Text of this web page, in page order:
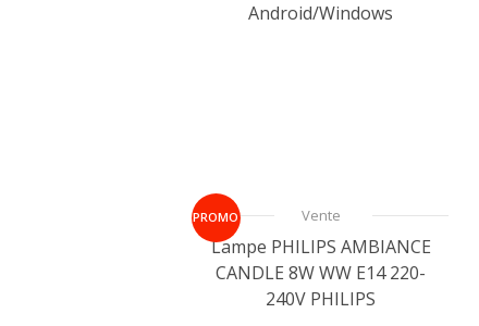
Android/Windows
PROMO Vente
Lampe PHILIPS AMBIANCE
CANDLE 8W WW E14 220-
240V PHILIPS